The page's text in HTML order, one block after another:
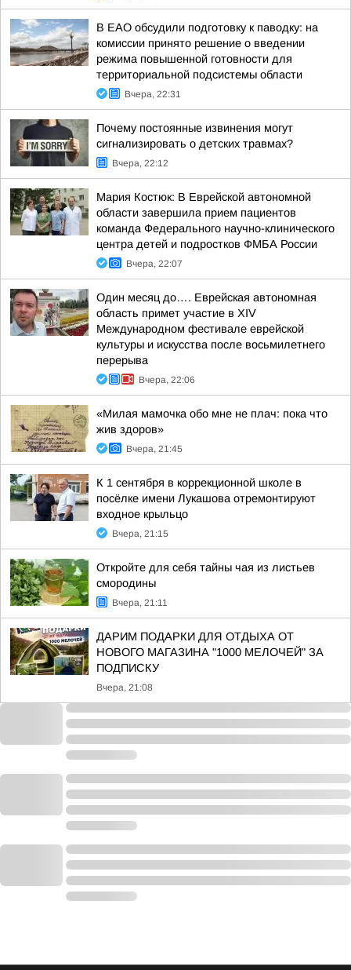
В ЕАО обсудили подготовку к паводку: на
комиссии принято решение о введении
режима повышенной готовности для
территориальной подсистемы области
Вчера, 22:31
Почему постоянные извинения могут
сигнализировать о детских травмах?
Вчера, 22:12
Мария Костюк: В Еврейской автономной
области завершила прием пациентов
команда Федерального научно-клинического
центра детей и подростков ФМБА России
Вчера, 22:07
Один месяц до…. Еврейская автономная
область примет участие в XIV
Международном фестивале еврейской
культуры и искусства после восьмилетнего
перерыва
Вчера, 22:06
«Милая мамочка обо мне не плач: пока что
жив здоров»
Вчера, 21:45
К 1 сентября в коррекционной школе в
посёлке имени Лукашова отремонтируют
входное крыльцо
Вчера, 21:15
Откройте для себя тайны чая из листьев
смородины
Вчера, 21:11
ДАРИМ ПОДАРКИ ДЛЯ ОТДЫХА ОТ
НОВОГО МАГАЗИНА "1000 МЕЛОЧЕЙ" ЗА
ПОДПИСКУ
Вчера, 21:08